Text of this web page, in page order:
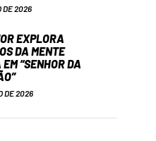
DE 2026
EXPLORA
DA MENTE
“SENHOR DA
DE 2026